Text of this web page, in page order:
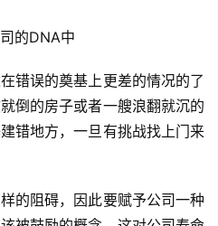
的DNA中
错误的奠基上更差的情况的了
倒的房子或者一艘浪翻就沉的
错地方，一旦有挑战找上门来
的阻碍，因此要赋予公司一种